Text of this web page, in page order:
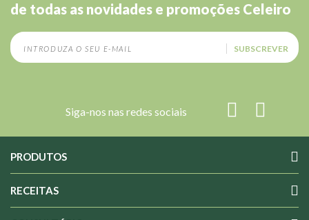
de todas as novidades e promoções Celeiro
SUBSCREVER
Siga-nos nas redes sociais
PRODUTOS
RECEITAS